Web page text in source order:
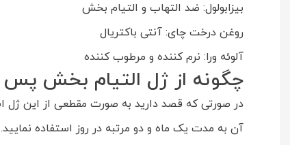
بیزابولول: ضد التهاب و التیام بخش
روغن درخت چای: آنتی باکتریال
آلوئه ورا: نرم کننده و مرطوب کننده
چگونه از ژل التیام بخش پس
در صورتی که قصد دارید به صورت مقطعی از این ژل
آن به مدت یک ماه و دو مرتبه در روز استفاده